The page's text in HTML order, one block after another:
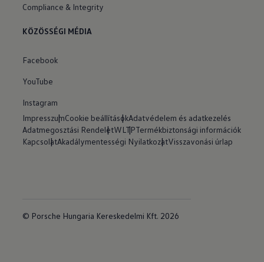
Compliance & Integrity
KÖZÖSSÉGI MÉDIA
Facebook
YouTube
Instagram
ImpresszumCookie beállításokAdatvédelem és adatkezelés
Adatmegosztási RendeletWLTPTermékbiztonsági információk
KapcsolatAkadálymentességi NyilatkozatVisszavonási úrlap
© Porsche Hungaria Kereskedelmi Kft. 2026